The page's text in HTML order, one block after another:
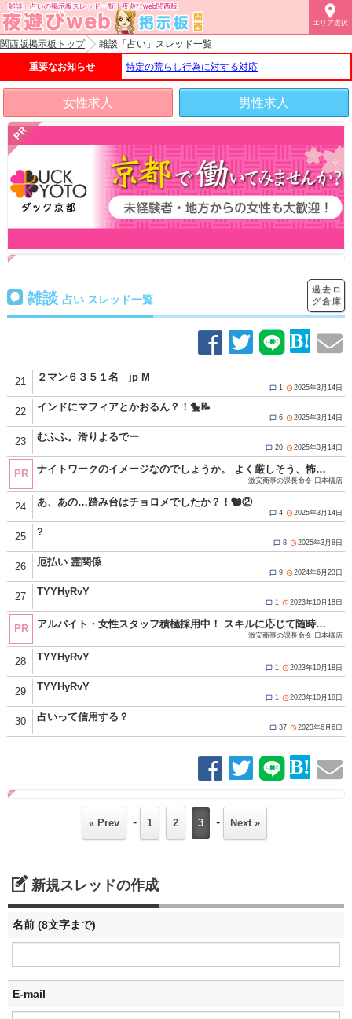
「雑談」占いの掲示板スレッド一覧｜夜遊びweb関西版 
エリア選択
関西版掲示板トップ 雑談「占い」スレッド一覧
重要なお知らせ 特定の荒らし行為に対する対応
女性求人 男性求人
雑談 占い スレッド一覧
過去ロ
グ倉庫
21 ２マン６３５１名 jp M
 1 2025年3月14日
22 インドにマフィアとかおるん？！🐤📝
 6 2025年3月14日
23 むふふ。滑りよるでー
 20 2025年3月14日
PR ナイトワークのイメージなのでしょうか。 よく厳しそう、怖そうと言われます。 全然そんな事はありません！！ 当店は真面目で素直でモラルある方であればＯＫ！ 年齢や経験、容姿に学歴などは一切関係ありません。 一度面接にお越し頂ければイメージが変わると思います。 お気軽にお問い合わせください！ ☆当グループは違法な客引き、キャッチ行為、一切ありません。 応募資格 18歳（高校生不可）以上の男女 真面目で素直でモラルある方であればＯＫ。 年齢や経験、容姿に学歴などは一切関係ありません。 出戻りも歓迎してますよ！ 只今アルバイト・女性スタッフ積極採用中！！ ※暴力団関係者及びそれに準ずる方のご応募は、固くお断りさせて頂きます。 ご応募お待ちしております！！ ■応募方法 ・TEL：080-4392-0931 ・MAIL：sharaku_nihonbashi@icloud.com ・LINE ID：sharaku-nihonbashi ※求人担当者まで ■受付時間10：00～24：00 http://www.g-mensrecruit.com/(Ｇ＆Ｔグループ オフィシャル男子求人) 【店舗・受付スタッフ募集中！】
激安商事の課長命令 日本橋店
24 あ、あの…踏み台はチョロメでしたか？！🐿️②
 4 2025年3月14日
25 ?
 8 2025年3月8日
26 厄払い 霊関係
 9 2024年6月23日
27 TYYHyRvY
 1 2023年10月18日
PR アルバイト・女性スタッフ積極採用中！ スキルに応じて随時昇給！ 努力と頑張りが必ず反映されます！ 仕事内容は店舗運営、企画、経営に携わる全般の業務！ 難しく考える必要はありません！ ☆当グループは違法な客引き、キャッチ行為、一切ありません。 お休みは週休2日可能！もちろん大型連休も★ 《GW・年末年始・連休取得可能／有給休暇あり(要相談)》 現在女性スタッフの募集を強化中！ 以前キャストとして働いていた方や 現在働いていてそろそろ安定した収入が欲しい方 キャストとして働いていた経験を活かして 今度はスタッフとして働いてみませんか？ もちろん全くの業界未経験の方も大歓迎です♪ ★★応募方法★★ ▼ご応募、お問い合わせの際は「夜遊びを見た」とお伝えください▼ 面接は求人担当の管理店舗である十三店で行います。 身分証明書、履歴書のご用意をお願いします。 ・TEL：080-4392-0931 ・MAIL：sharaku_nihonbashi@icloud.com ・LINE ID：sharaku-nihonbashi ※求人担当者まで ■受付時間10：00～24：00 http://www.g-mensrecruit.com/(Ｇ＆Ｔグループ オフィシャル男子求人) 店舗・受付女性スタッフ積極採用中！！
激安商事の課長命令 日本橋店
28 TYYHyRvY
 1 2023年10月18日
29 TYYHyRvY
 1 2023年10月18日
30 占いって信用する？
 37 2023年6月6日
« Prev - 1 2 3 - Next »
新規スレッドの作成
名前 (8文字まで)
E-mail